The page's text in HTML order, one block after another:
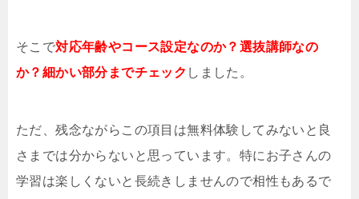
そこで対応年齢やコース設定なのか？選抜講師なの
か？細かい部分までチェック しました。
ただ、残念ながらこの項目は無料体験してみないと良
さまでは分からないと思っています。特にお子さんの
学習は楽しくないと長続きしませんので相性もあるで